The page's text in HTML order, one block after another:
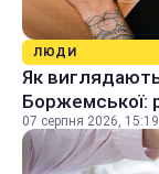
ЛЮДИ
Як
Боржемської:
07 серпня 2026, 15:19